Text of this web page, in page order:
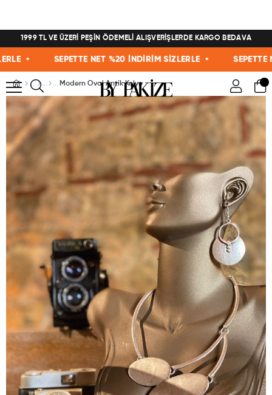
1999 TL VE ÜZERİ PEŞİN ÖDEMELİ ALIŞVERİŞLERDE KARGO BEDAVA
• SEPETTE NET %20 İNDİRİM SİZLERLE • SEPETTE
Modern Oval Antik Kolye